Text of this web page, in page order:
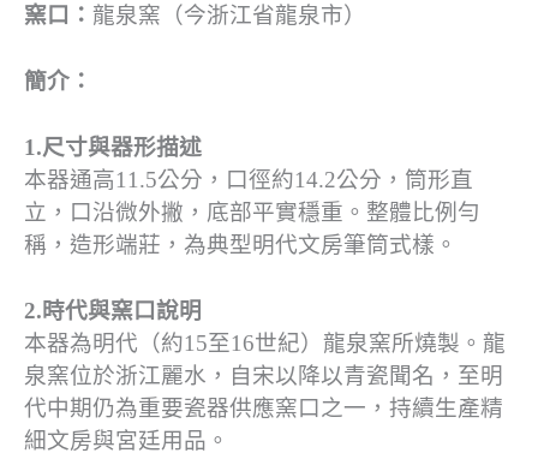
窯口： 龍泉窯（今浙江省龍泉市）
簡介：
1.尺寸與器形描述
本器通高11.5公分，口徑約14.2公分，筒形直
立，口沿微外撇，底部平實穩重。整體比例勻
稱，造形端莊，為典型明代文房筆筒式樣。
2.時代與窯口說明
本器為明代（約15至16世紀）龍泉窯所燒製。龍
泉窯位於浙江麗水，自宋以降以青瓷聞名，至明
代中期仍為重要瓷器供應窯口之一，持續生產精
細文房與宮廷用品。